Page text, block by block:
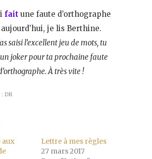
fait une faute d’orthographe
je lis Berthine.
saisi l’excellent jeu de mots, tu
joker pour ta prochaine faute
À très vite !
DR
aux
Lettre à mes règles
27 mars 2017